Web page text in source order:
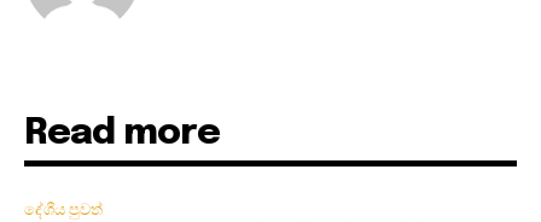
Read more
දේශීය පුවත්